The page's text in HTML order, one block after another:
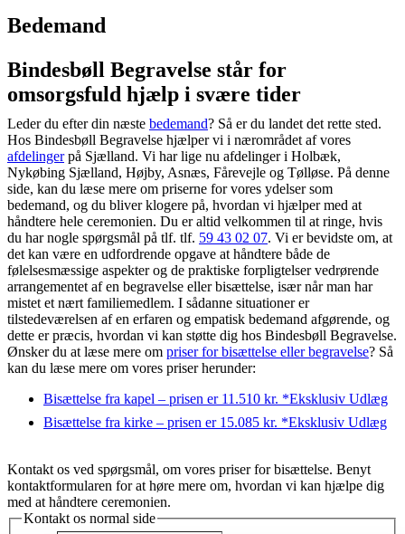
Bedemand
Bindesbøll Begravelse står for
omsorgsfuld hjælp i svære tider
Leder du efter din næste bedemand? Så er du landet det rette sted.
Hos Bindesbøll Begravelse hjælper vi i nærområdet af vores
afdelingerpå Sjælland. Vi har lige nu afdelinger i Holbæk,
Nykøbing Sjælland, Højby, Asnæs, Fårevejle og Tølløse. På denne
side, kan du læse mere om priserne for vores ydelser som
bedemand, og du bliver klogere på, hvordan vi hjælper med at
håndtere hele ceremonien. Du er altid velkommen til at ringe, hvis
du har nogle spørgsmål på tlf. tlf. 59 43 02 07. Vi er bevidste om, at
det kan være en udfordrende opgave at håndtere både de
følelsesmæssige aspekter og de praktiske forpligtelser vedrørende
arrangementet af en begravelse eller bisættelse, især når man har
mistet et nært familiemedlem. I sådanne situationer er
tilstedeværelsen af en erfaren og empatisk bedemand afgørende, og
dette er præcis, hvordan vi kan støtte dig hos Bindesbøll Begravelse.
Ønsker du at læse mere om priser for bisættelse eller begravelse? Så
kan du læse mere om vores priser herunder:
Bisættelse fra kapel – prisen er 11.510 kr. *Eksklusiv Udlæg
Bisættelse fra kirke – prisen er 15.085 kr. *Eksklusiv Udlæg
Kontakt os ved spørgsmål, om vores priser for bisættelse. Benyt
kontaktformularen for at høre mere om, hvordan vi kan hjælpe dig
med at håndtere ceremonien.
Kontakt os normal side